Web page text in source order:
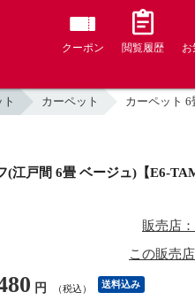
クーポン 閲覧履歴 お
カーペット カーペット
江戸間 6畳 ベージュ)【E6-
販売店
この販売
円 （税込） 送料込み